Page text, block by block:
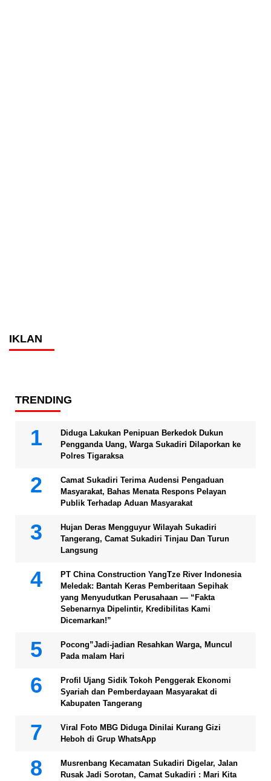
IKLAN
TRENDING
Diduga Lakukan Penipuan Berkedok Dukun
Pengganda Uang, Warga Sukadiri Dilaporkan ke
Polres Tigaraksa
Camat Sukadiri Terima Audensi Pengaduan
Masyarakat, Bahas Menata Respons Pelayan
Publik Terhadap Aduan Masyarakat
Hujan Deras Mengguyur Wilayah Sukadiri
Tangerang, Camat Sukadiri Tinjau Dan Turun
Langsung
PT China Construction YangTze River Indonesia
Meledak: Bantah Keras Pemberitaan Sepihak
yang Menyudutkan Perusahaan — “Fakta
Sebenarnya Dipelintir, Kredibilitas Kami
Dicemarkan!”
Pocong”Jadi-jadian Resahkan Warga, Muncul
Pada malam Hari
Profil Ujang Sidik Tokoh Penggerak Ekonomi
Syariah dan Pemberdayaan Masyarakat di
Kabupaten Tangerang
Viral Foto MBG Diduga Dinilai Kurang Gizi
Heboh di Grup WhatsApp
Musrenbang Kecamatan Sukadiri Digelar, Jalan
Rusak Jadi Sorotan, Camat Sukadiri : Mari Kita